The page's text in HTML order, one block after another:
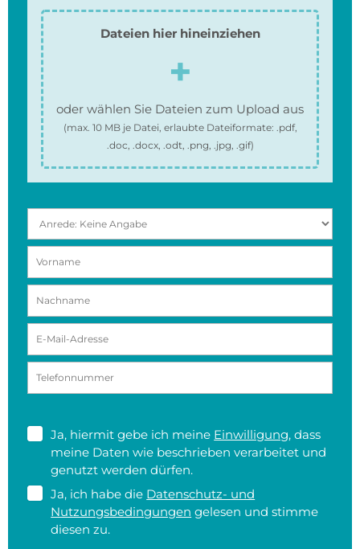
Dateien hier hineinziehen
oder wählen Sie Dateien zum Upload aus
(max. 10 MBje Datei, erlaubte Dateiformate: .pdf,
.doc, .docx, .odt, .png, .jpg, .gif)
Ja, hiermit gebe ich meine Einwilligung, dass
meine Daten wie beschrieben verarbeitet und
genutzt werden dürfen.
Ja, ich habe die Datenschutz- und
Nutzungsbedingungen gelesen und stimme
diesen zu.